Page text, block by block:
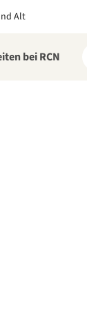
Alt
bei RCN